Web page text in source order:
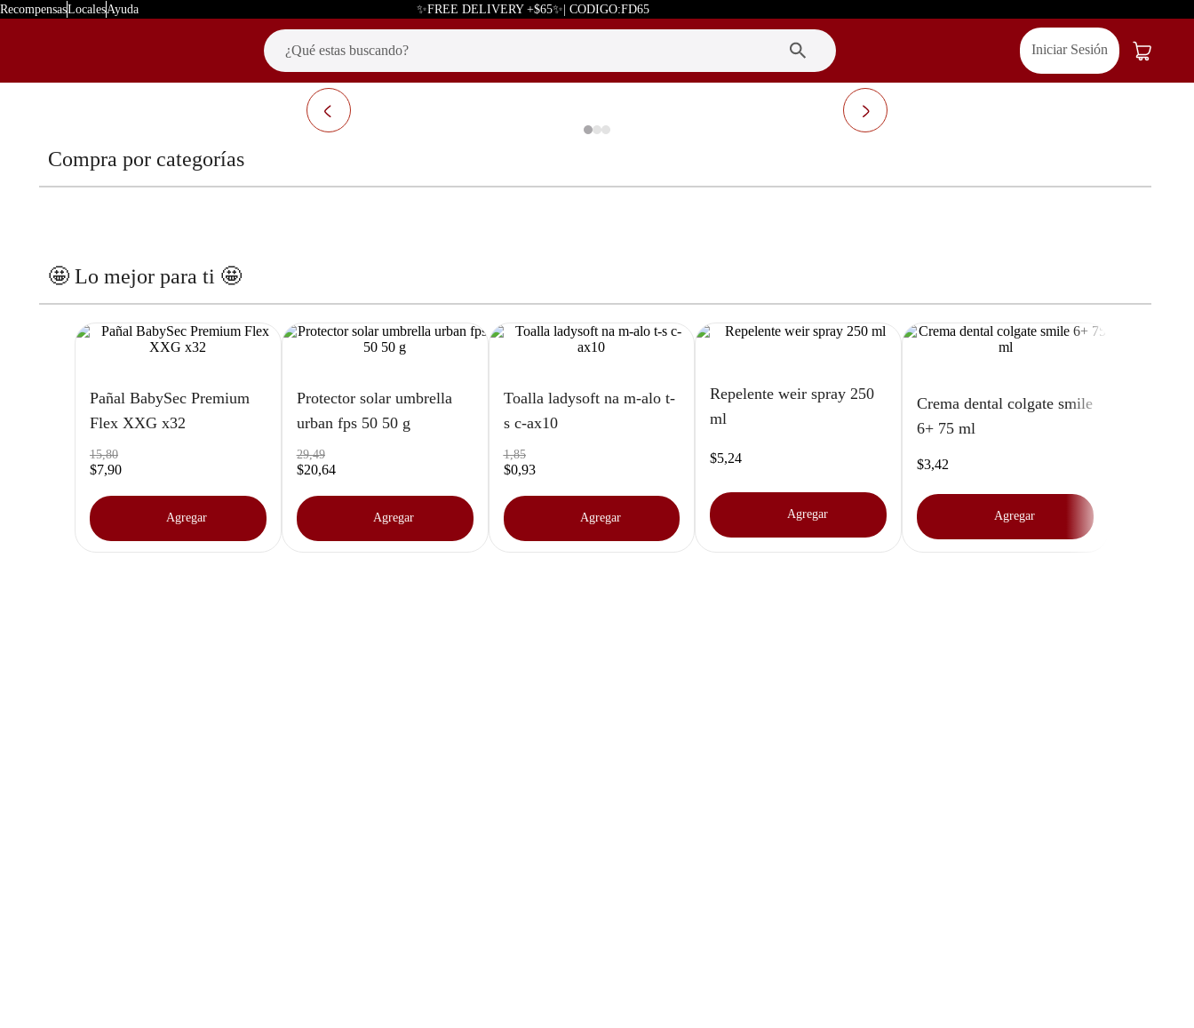
RecompensasLocalesAyuda ✨FREE DELIVERY +$65✨| CODIGO:FD65
Iniciar Sesión
Compra por categorías
🤩 Lo mejor para ti 🤩
Pañal BabySec Premium
Flex XXG x32
15,80
$7,90
Agregar
Protector solar umbrella
urban fps 50 50 g
29,49
$20,64
Agregar
Toalla ladysoft na m-alo t-
s c-ax10
1,85
$0,93
Agregar
Repelente weir spray 250
ml
$5,24
Agregar
Crema dental colgate smile
6+ 75 ml
$3,42
Agregar